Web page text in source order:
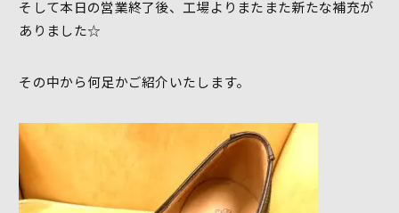
そして本日の営業終了後、工場よりまたまた新たな補充が
ありました☆
その中から何足かご紹介いたします。